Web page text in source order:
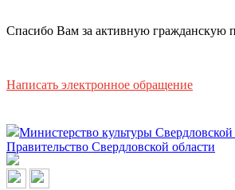
Спасибо Вам за активную гражданскую
Написать электронное обращение
Министерство культуры Свердловской
Правительство Свердловской области